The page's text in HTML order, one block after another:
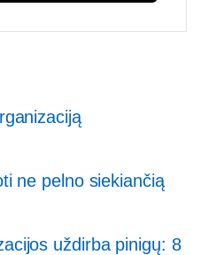
ne pelno siekiančią
uždirba pinigų: 8